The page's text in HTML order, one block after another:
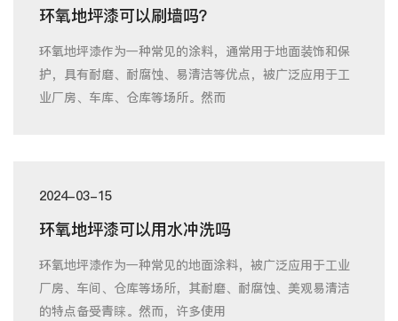
环氧地坪漆可以刷墙吗？
环氧地坪漆作为一种常见的涂料，通常用于地面装饰和保
护，具有耐磨、耐腐蚀、易清洁等优点，被广泛应用于工
业厂房、车库、仓库等场所。然而
2024-03-15
环氧地坪漆可以用水冲洗吗
环氧地坪漆作为一种常见的地面涂料，被广泛应用于工业
厂房、车间、仓库等场所，其耐磨、耐腐蚀、美观易清洁
的特点备受青睐。然而，许多使用